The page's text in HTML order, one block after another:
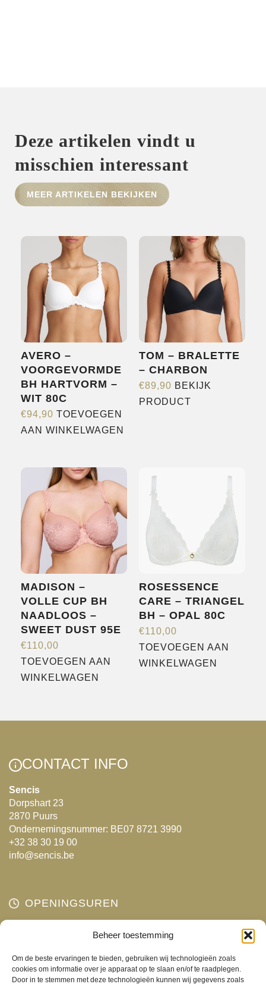
Beheer toestemming
Om de beste ervaringen te bieden, gebruiken wij technologieën zoals
cookies om informatie over je apparaat op te slaan en/of te raadplegen.
Door in te stemmen met deze technologieën kunnen wij gegevens zoals
SHOP
MERKEN
NIEUWS
CONTACT
Deze artikelen vindt u
misschien interessant
MEER ARTIKELEN BEKIJKEN
AVERO –
VOORGEVORMDE
BH HARTVORM –
WIT 80C
€94,90 TOEVOEGEN
AAN WINKELWAGEN
TOM – BRALETTE
– CHARBON
€89,90 BEKIJK
PRODUCT
gekozen
worden
op
productpagina
MADISON –
VOLLE CUP BH
NAADLOOS –
SWEET DUST 95E
€110,00
TOEVOEGEN AAN
WINKELWAGEN
ROSESSENCE
CARE – TRIANGEL
BH – OPAL 80C
€110,00
TOEVOEGEN AAN
WINKELWAGEN
CONTACT INFO
Sencis
Dorpshart 23
2870 Puurs
Ondernemingsnummer: BE07 8721 3990
+32 38 30 19 00
info@sencis.be
OPENINGSUREN
Gesloten
Woensdag
10:00 - 18:00